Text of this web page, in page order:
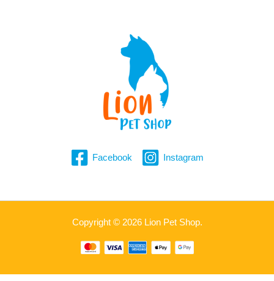
Facebook Instagram
Copyright © 2026 Lion Pet Shop.